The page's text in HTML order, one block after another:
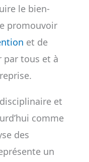
le bien-
promouvoir
et de
par tous et à
et
comme
des
un